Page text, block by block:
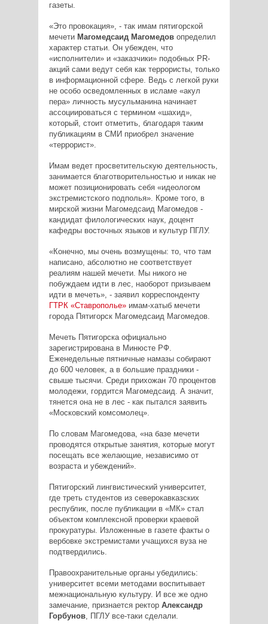
газеты.
«Это провокация», - так имам пятигорской
мечети Магомедсаид Магомедовопределил
характер статьи. Он убежден, что
«исполнители» и «заказчики» подобных PR-
акций сами ведут себя как террористы, только
в информационной сфере. Ведь с легкой руки
не особо осведомленных в исламе «акул
пера» личность мусульманина начинает
ассоциироваться с термином «шахид»,
который, стоит отметить, благодаря таким
публикациям в СМИ приобрел значение
«террорист».
Имам ведет просветительскую деятельность,
занимается благотворительностью и никак не
может позиционировать себя «идеологом
экстремистского подполья». Кроме того, в
мирской жизни Магомедсаид Магомедов -
кандидат филологических наук, доцент
кафедры восточных языков и культур ПГЛУ.
«Конечно, мы очень возмущены: то, что там
написано, абсолютно не соответствует
реалиям нашей мечети. Мы никого не
побуждаем идти в лес, наоборот призываем
идти в мечеть», - заявил корреспонденту
ГТРК «Ставрополье»имам-хатыб мечети
города Пятигорск Магомедсаид Магомедов.
Мечеть Пятигорска официально
зарегистрирована в Минюсте РФ.
Еженедельные пятничные намазы собирают
до 600 человек, а в большие праздники -
свыше тысячи. Среди прихожан 70 процентов
молодежи, гордится Магомедсаид. А значит,
тянется она не в лес - как пытался заявить
«Московский комсомолец».
По словам Магомедова, «на базе мечети
проводятся открытые занятия, которые могут
посещать все желающие, независимо от
возраста и убеждений».
Пятигорский лингвистический университет,
где треть студентов из северокавказских
республик, после публикации в «МК» стал
объектом комплексной проверки краевой
прокуратуры. Изложенные в газете факты о
вербовке экстремистами учащихся вуза не
подтвердились.
Правоохранительные органы убедились:
университет всеми методами воспитывает
межнациональную культуру. И все же одно
замечание, признается ректор Александр
Горбунов, ПГЛУ все-таки сделали.